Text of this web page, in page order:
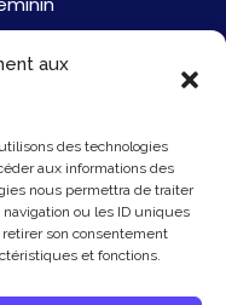
aux
des technologies
aux informations des
nous permettra de traiter
ou les ID uniques
son consentement
et fonctions.
Jobs
Mentions Légales
Politique de cookies
Presse